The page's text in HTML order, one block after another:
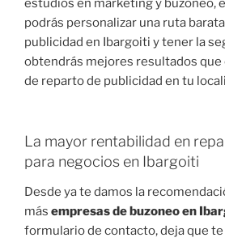
estudios en marketing y buzoneo,
podrás personalizar una ruta
publicidad en Ibargoiti y tener la
obtendrás mejores resultados que
de reparto de publicidad en tu
La mayor rentabilidad en
para negocios en Ibargoiti
Desde ya te damos la
más empresas de buzoneo en
formulario de contacto, deja que